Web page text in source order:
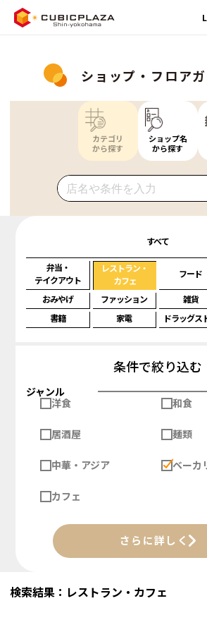
ショップ・フロア
カテゴリ
から探す
ショップ名
から探す
すべて
弁当・
テイクアウト
レストラン・
カフェ
フード
おみやげ ファッション 雑貨
書籍
家電 ドラッグス
条件で絞り込む
ジャンル
洋食
和食
居酒屋 麺類
中華・アジア ベーカ
カフェ
さらに詳しく
検索結果：レストラン・カフェ